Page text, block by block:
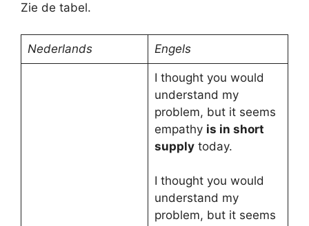
Zie de tabel.
Nederlands Engels
I thought you would
understand my
problem, but it seems
empathy is in short
supplytoday.
I thought you would
understand my
problem, but it seems